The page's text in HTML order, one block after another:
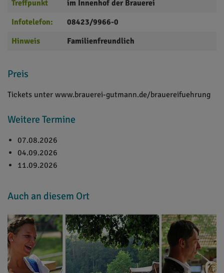
Treffpunkt
im Innenhof der Brauerei
Infotelefon:
08423/9966-0
Hinweis
Familienfreundlich
Preis
Tickets unter www.brauerei-gutmann.de/brauereifuehrung
Weitere Termine
07.08.2026
04.09.2026
11.09.2026
Auch an diesem Ort